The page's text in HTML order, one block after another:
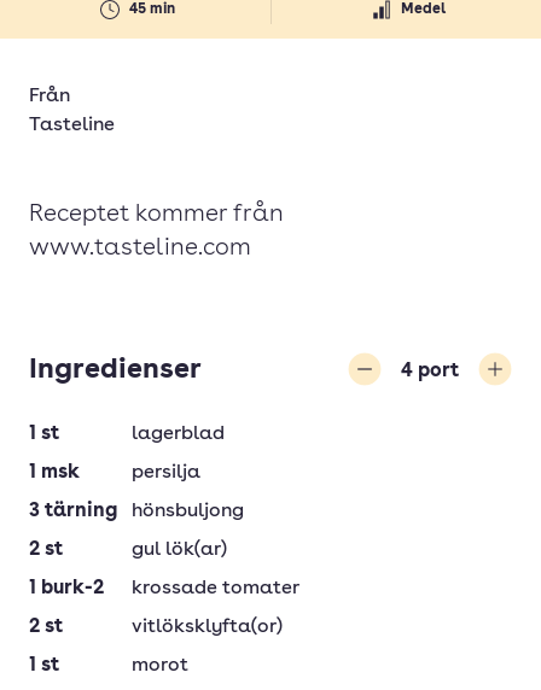
45 min Medel
Från
Tasteline
Receptet kommer från
www.tasteline.com
Ingredienser 4 port
1 st
lagerblad
1 msk
persilja
3 tärning
hönsbuljong
2 st
gul lök(ar)
1
burk-2
krossade tomater
2 st
vitlöksklyfta(or)
1 st
morot